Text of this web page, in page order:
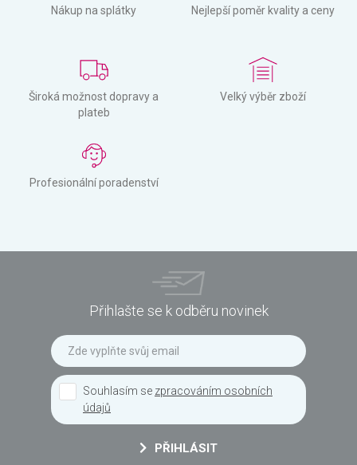
Nákup na splátky Nejlepší poměr kvality a ceny
Široká možnost dopravy a
plateb
Velký výběr zboží
Profesionální poradenství
Přihlašte se k odběru novinek
Souhlasím se zpracováním osobních
údajů
PŘIHLÁSIT